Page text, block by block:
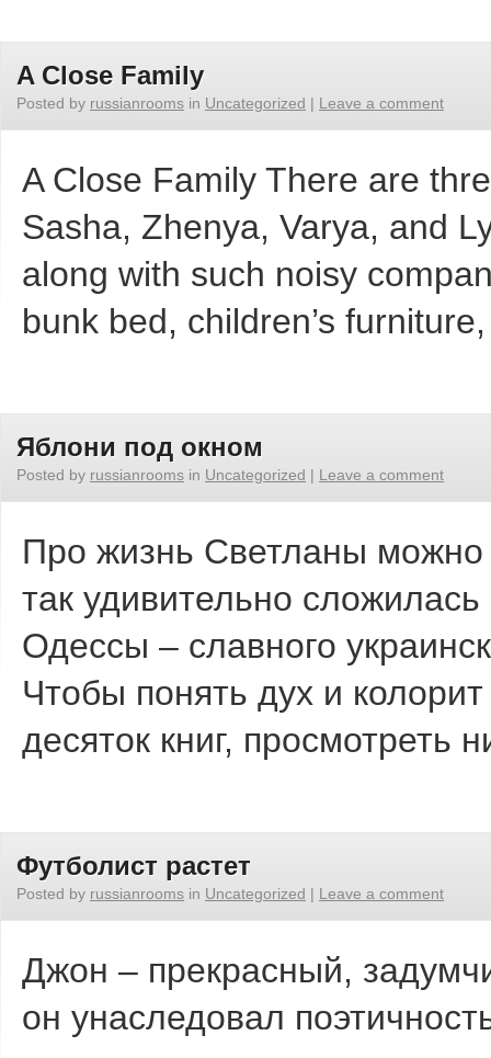
A Close Family
Posted by russianrooms in Uncategorized | Leave a comment
A Close Family There are
Sasha, Zhenya, Varya, and
along with such noisy
bunk bed, children’s
Яблони под окном
Posted by russianrooms in Uncategorized | Leave a comment
Про жизнь Светланы
так удивительно
Одессы – славного
Чтобы понять дух и
десяток книг, просмотреть
Футболист растет
Posted by russianrooms in Uncategorized | Leave a comment
Джон – прекрасный,
он унаследовал